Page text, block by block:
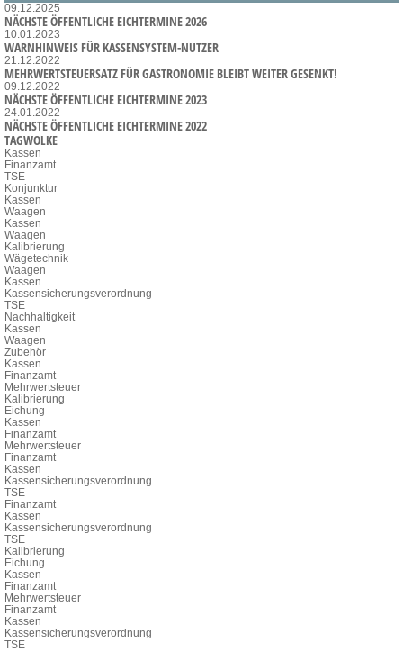
09.12.2025
NÄCHSTE ÖFFENTLICHE EICHTERMINE 2026
10.01.2023
WARNHINWEIS FÜR KASSENSYSTEM-NUTZER
21.12.2022
MEHRWERTSTEUERSATZ FÜR GASTRONOMIE BLEIBT WEITER GESENKT!
09.12.2022
NÄCHSTE ÖFFENTLICHE EICHTERMINE 2023
24.01.2022
NÄCHSTE ÖFFENTLICHE EICHTERMINE 2022
TAGWOLKE
Kassen
Finanzamt
TSE
Konjunktur
Kassen
Waagen
Kassen
Waagen
Kalibrierung
Wägetechnik
Waagen
Kassen
Kassensicherungsverordnung
TSE
Nachhaltigkeit
Kassen
Waagen
Zubehör
Kassen
Finanzamt
Mehrwertsteuer
Kalibrierung
Eichung
Kassen
Finanzamt
Mehrwertsteuer
Finanzamt
Kassen
Kassensicherungsverordnung
TSE
Finanzamt
Kassen
Kassensicherungsverordnung
TSE
Kalibrierung
Eichung
Kassen
Finanzamt
Mehrwertsteuer
Finanzamt
Kassen
Kassensicherungsverordnung
TSE